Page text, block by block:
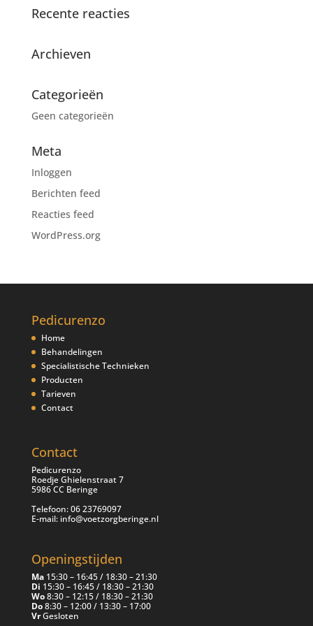
Recente reacties
Archieven
Categorieën
Geen categorieën
Meta
Inloggen
Berichten feed
Reacties feed
WordPress.org
Pedicurenzo
Home
Behandelingen
Specialistische Technieken
Producten
Tarieven
Contact
Contact
Pedicurenzo
Roedje Ghielenstraat 7
5986 CC Beringe
Telefoon: 06 23769097
E-mail: info@voetzorgberinge.nl
Openingstijden
Ma15:30 – 16:45 / 18:30 – 21:30
Di 15:30 – 16:45 / 18:30 – 21:30
Wo8:30 – 12:15 / 18:30 – 21:30
Do8:30 – 12:00 / 13:30 – 17:00
VrGesloten